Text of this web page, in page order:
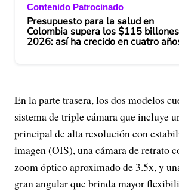
Contenido Patrocinado
Presupuesto para la salud en
Colombia supera los $115
2026: así ha crecido en cuatro
En la parte trasera, los dos modelos
sistema de triple cámara que incluye
principal de alta resolución con
imagen (OIS), una cámara de retrato
zoom óptico aproximado de 3.5x, y
gran angular que brinda mayor